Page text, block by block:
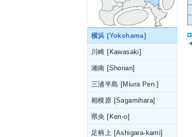
横浜 [Yokohama]
川崎 [Kawasaki]
湘南 [Shonan]
三浦半島 [Miura Pen.]
相模原 [Sagamihara]
県央 [Ken-o]
足柄上 [Ashigara-kami]